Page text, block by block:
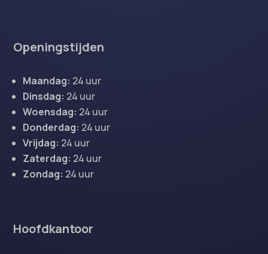
Openingstijden
Maandag: 24 uur
Dinsdag: 24 uur
Woensdag: 24 uur
Donderdag: 24 uur
Vrijdag: 24 uur
Zaterdag: 24 uur
Zondag: 24 uur
Hoofdkantoor